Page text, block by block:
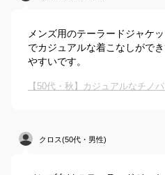
メンズ用のテーラードジャケ
でカジュアルな着こなしがで
やすいです。
クロス(50代・男性)